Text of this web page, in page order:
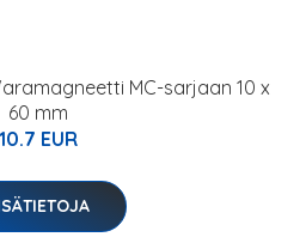
MC-sarjaan 10 x
60 mm
10.7 EUR